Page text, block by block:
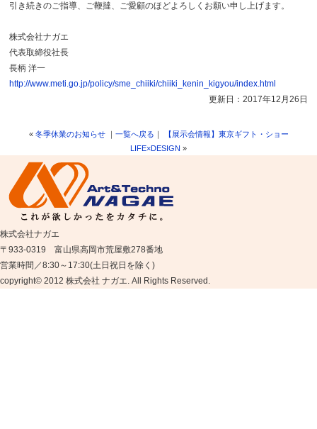
引き続きのご指導、ご鞭撻、ご愛顧のほどよろしくお願い申し上げます。
株式会社ナガエ
代表取締役社長
長柄 洋一
http://www.meti.go.jp/policy/sme_chiiki/chiiki_kenin_kigyou/index.html
更新日：2017年12月26日
« 冬季休業のお知らせ｜ 一覧へ戻る ｜
【展示会情報】東京ギフト・ショー
LIFE×DESIGN »
株式会社ナガエ
〒933-0319 富山県高岡市荒屋敷278番地
営業時間／8:30～17:30(土日祝日を除く)
copyright© 2012 株式会社 ナガエ. All Rights Reserved.